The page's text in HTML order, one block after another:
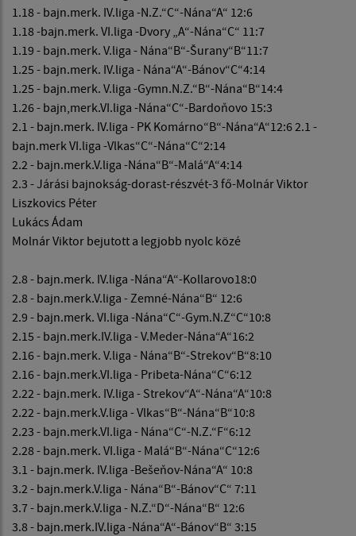
1.18 - bajn.merk. IV.liga -N.Z.“C“-Nána“A“ 12:6
1.18 -bajn.merk. VI.liga -Dvory „A“-Nána“C“ 11:7
1.19 - bajn.merk. V.liga - Nána“B“-Šurany“B“11:7
1.25 - bajn.merk. IV.liga - Nána“A“-Bánov“C“4:14
1.25 - bajn.merk. V.liga -Gymn.N.Z.“B“-Nána“B“14:4
1.26 - bajn,merk.VI.liga -Nána“C“-Bardoňovo 15:3
2.1 - bajn.merk. IV.liga - PK Komárno“B“-Nána“A“12:6 2.1 -
bajn.merk VI.liga -Vlkas“C“-Nána“C“2:14
2.2 - bajn.merk.V.liga -Nána“B“-Malá“A“4:14
2.3 - Járási bajnokság-dorast-részvét-3 fő-Molnár Viktor
Liszkovics Péter
Lukács Ádam
Molnár Viktor bejutott a legjobb nyolc közé
2.8 - bajn.merk. IV.liga -Nána“A“-Kollarovo18:0
2.8 - bajn.merk.V.liga - Zemné-Nána“B“ 12:6
2.9 - bajn.merk. VI.liga -Nána“C“-Gym.N.Z“C“10:8
2.15 - bajn.merk.IV.liga - V.Meder-Nána“A“16:2
2.16 - bajn.merk. V.liga - Nána“B“-Strekov“B“8:10
2.16 - bajn.merk.VI.liga - Pribeta-Nána“C“6:12
2.22 - bajn.merk. IV.liga - Strekov“A“-Nána“A“10:8
2.22 - bajn.merk.V.liga - Vlkas“B“-Nána“B“10:8
2.23 - bajn.merk.VI.liga - Nána“C“-N.Z.“F“6:12
2.28 - bajn.merk. VI.liga - Malá“B“-Nána“C“12:6
3.1 - bajn.merk. IV.liga -Bešeňov-Nána“A“ 10:8
3.2 - bajn.merk.V.liga - Nána“B“-Bánov“C“ 7:11
3.7 - bajn.merk.V.liga - N.Z.“D“-Nána“B“ 12:6
3.8 - bajn.merk.IV.liga -Nána“A“-Bánov“B“ 3:15